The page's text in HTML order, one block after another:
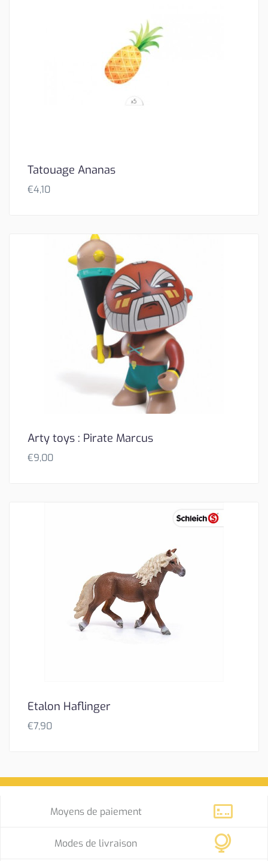
Tatouage Ananas
€4,10
Arty toys : Pirate Marcus
€9,00
Etalon Haflinger
€7,90
Moyens de paiement
Modes de livraison